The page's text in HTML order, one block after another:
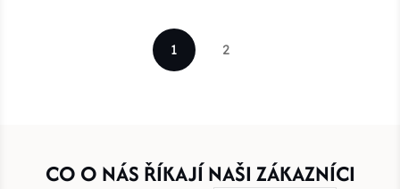
1 2
CO O NÁS ŘÍKAJÍ NAŠI ZÁKAZNÍCI